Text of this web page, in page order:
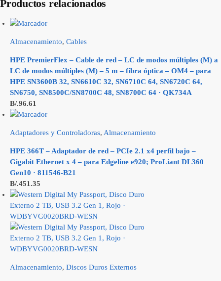
Productos relacionados
Almacenamiento, Cables
HPE PremierFlex – Cable de red – LC de modos múltiples (M) a
LC de modos múltiples (M) – 5 m – fibra óptica – OM4 – para
HPE SN3600B 32, SN6610C 32, SN6710C 64, SN6720C 64,
SN6750, SN8500C/SN8700C 48, SN8700C 64 · QK734A
B/.96.61
Adaptadores y Controladoras, Almacenamiento
HPE 366T – Adaptador de red – PCIe 2.1 x4 perfil bajo –
Gigabit Ethernet x 4 – para Edgeline e920; ProLiant DL360
Gen10 · 811546-B21
B/.451.35
Almacenamiento, Discos Duros Externos